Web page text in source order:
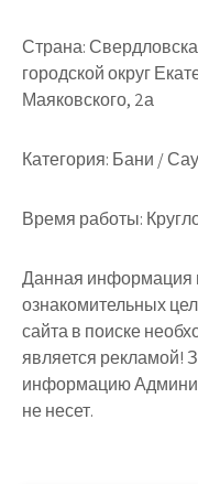
Страна:
городской округ
Маяковского, 2а
Категория: Бани /
Время работы:
Данная информация
ознакомительных
сайта в поиске
является рекламой!
информацию
не несет.